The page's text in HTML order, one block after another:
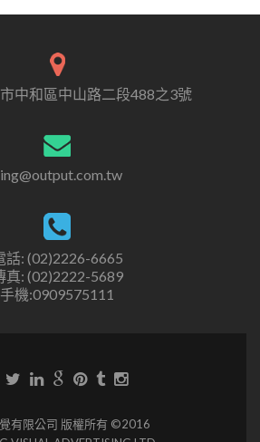
中和區中山路二段488之3號
話: (02)2226-6665
真: (02)2222-5689
手機:0909575111
有限公司 版權所有 ©2016